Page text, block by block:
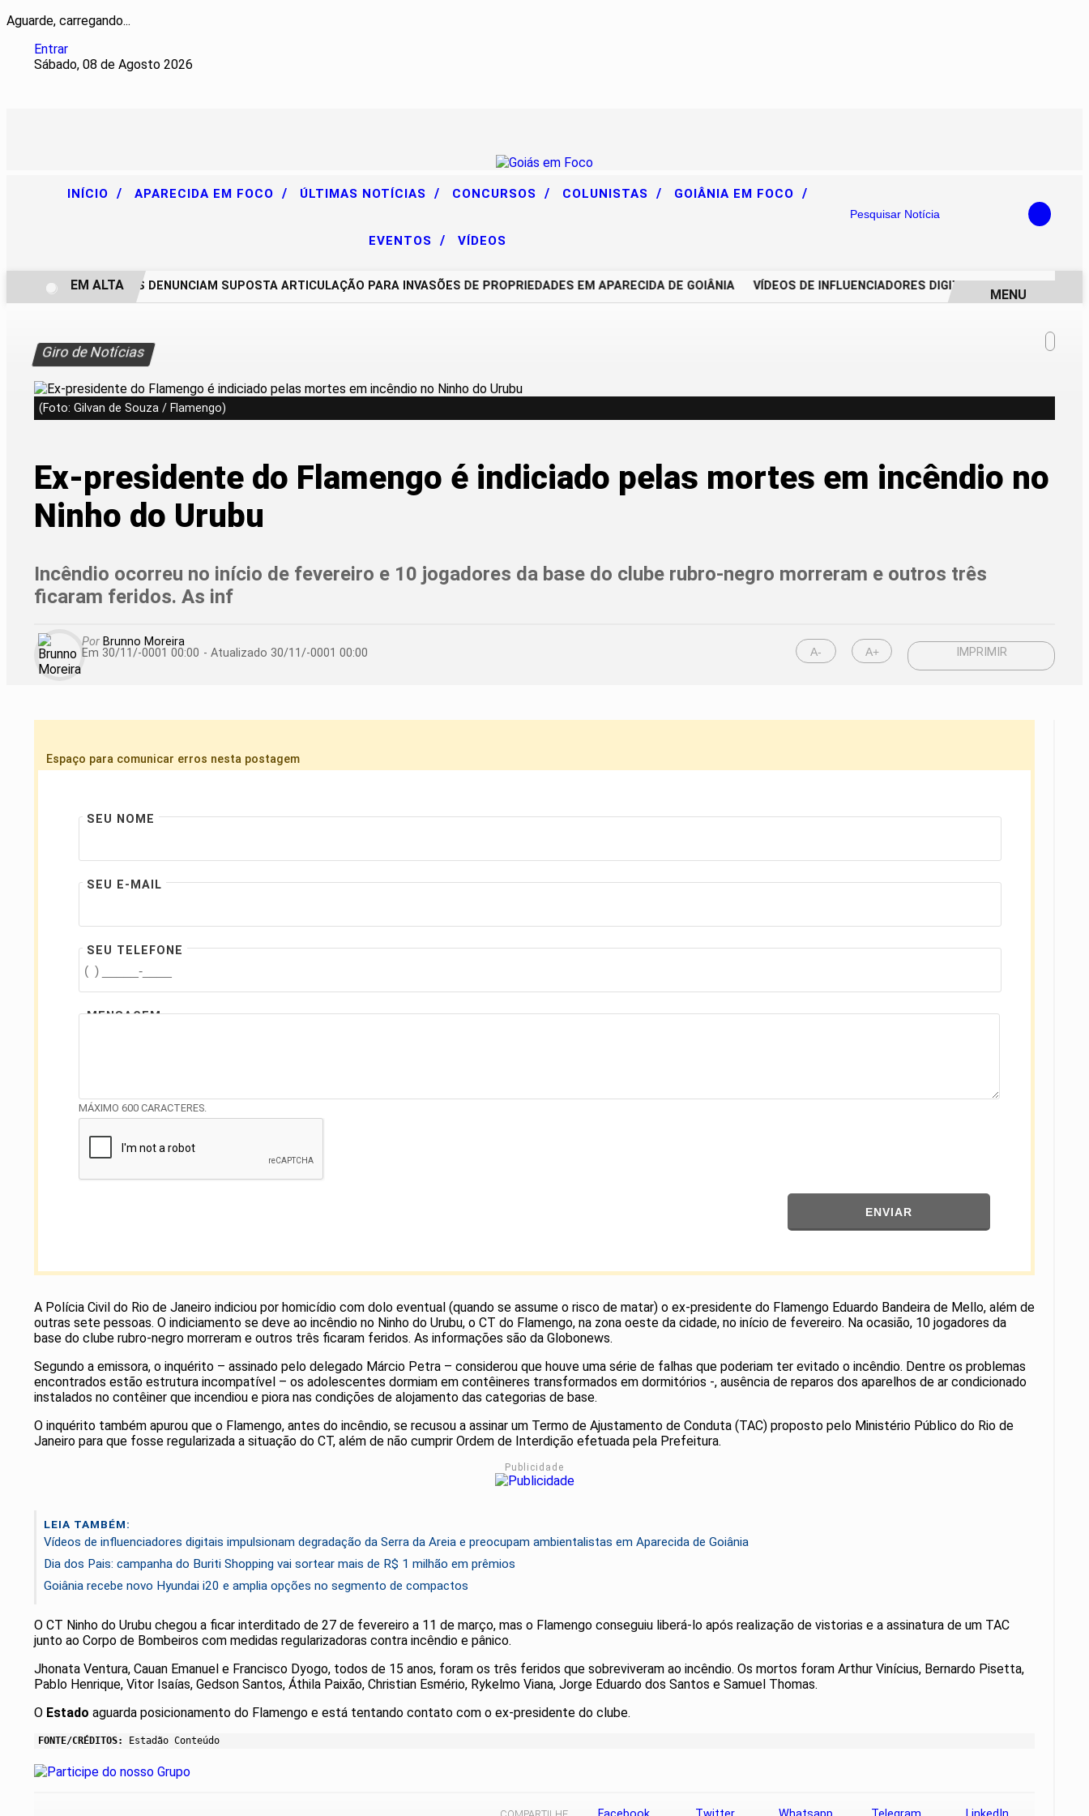
Aguarde, carregando...
Entrar
Sábado, 08 de Agosto 2026
Pesquisar Notícia
INÍCIO / APARECIDA EM FOCO / ÚLTIMAS NOTÍCIAS / CONCURSOS / COLUNISTAS / GOIÂNIA EM FOCO /
EVENTOS / VÍDEOS
CHACAREIROS DENUNCIAM SUPOSTA ARTICULAÇÃO PARA INVASÕES DE PROPRIEDADES EM APARECIDA DE GOIÂNIA VÍDEOS DE INFLUENCIADORES DIGITAIS IMPULSIONAM
EM ALTA
MENU
Giro de Notícias
(Foto: Gilvan de Souza / Flamengo)
Ex-presidente do Flamengo é indiciado pelas mortes em incêndio no
Ninho do Urubu
Incêndio ocorreu no início de fevereiro e 10 jogadores da base do clube rubro-negro morreram e outros três
ficaram feridos. As inf
Por Brunno Moreira
Em 30/11/-0001 00:00 - Atualizado 30/11/-0001 00:00 A- A+ IMPRIMIR
Espaço para comunicar erros nesta postagem
SEU NOME
SEU E-MAIL
SEU TELEFONE
MENSAGEM
MÁXIMO 600 CARACTERES.
ENVIAR
A Polícia Civil do Rio de Janeiro indiciou por homicídio com dolo eventual (quando se assume o risco de matar) o ex-presidente do Flamengo Eduardo Bandeira de Mello, além de
outras sete pessoas. O indiciamento se deve ao incêndio no Ninho do Urubu, o CT do Flamengo, na zona oeste da cidade, no início de fevereiro. Na ocasião, 10 jogadores da
base do clube rubro-negro morreram e outros três ficaram feridos. As informações são da Globonews.
Segundo a emissora, o inquérito – assinado pelo delegado Márcio Petra – considerou que houve uma série de falhas que poderiam ter evitado o incêndio. Dentre os problemas
encontrados estão estrutura incompatível – os adolescentes dormiam em contêineres transformados em dormitórios -, ausência de reparos dos aparelhos de ar condicionado
instalados no contêiner que incendiou e piora nas condições de alojamento das categorias de base.
O inquérito também apurou que o Flamengo, antes do incêndio, se recusou a assinar um Termo de Ajustamento de Conduta (TAC) proposto pelo Ministério Público do Rio de
Janeiro para que fosse regularizada a situação do CT, além de não cumprir Ordem de Interdição efetuada pela Prefeitura.
Publicidade
LEIA TAMBÉM:
Vídeos de influenciadores digitais impulsionam degradação da Serra da Areia e preocupam ambientalistas em Aparecida de Goiânia
Dia dos Pais: campanha do Buriti Shopping vai sortear mais de R$ 1 milhão em prêmios
Goiânia recebe novo Hyundai i20 e amplia opções no segmento de compactos
O CT Ninho do Urubu chegou a ficar interditado de 27 de fevereiro a 11 de março, mas o Flamengo conseguiu liberá-lo após realização de vistorias e a assinatura de um TAC
junto ao Corpo de Bombeiros com medidas regularizadoras contra incêndio e pânico.
Jhonata Ventura, Cauan Emanuel e Francisco Dyogo, todos de 15 anos, foram os três feridos que sobreviveram ao incêndio. Os mortos foram Arthur Vinícius, Bernardo Pisetta,
Pablo Henrique, Vitor Isaías, Gedson Santos, Áthila Paixão, Christian Esmério, Rykelmo Viana, Jorge Eduardo dos Santos e Samuel Thomas.
O Estado aguarda posicionamento do Flamengo e está tentando contato com o ex-presidente do clube.
FONTE/CRÉDITOS: Estadão Conteúdo